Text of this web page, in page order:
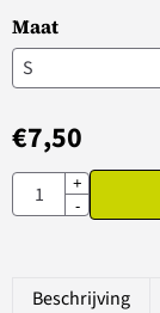
Maat
€7,50
Aantal
+
-
Beschrijving